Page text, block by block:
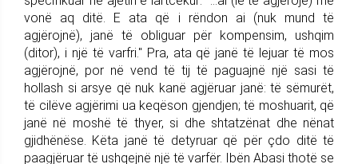
vonë aq ditë. E ata që i rëndon ai (nuk mund të
agjërojnë), janë të obliguar për kompensim, ushqim
(ditor), i një të varfri." Pra, ata që janë të lejuar të mos
agjërojnë, por në vend të tij të paguajnë një sasi të
hollash si arsye që nuk kanë agjëruar janë: të sëmurët,
të cilëve agjërimi ua keqëson gjendjen; të moshuarit, që
janë në moshë të thyer, si dhe shtatzënat dhe nënat
gjidhënëse. Këta janë të detyruar që për çdo ditë të
paagjëruar të ushqejnë një të varfër. Ibën Abasi thotë se